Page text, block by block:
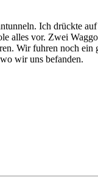
Ich drückte
alles vor. Zwei
Wir fuhren noch
wir uns befanden.